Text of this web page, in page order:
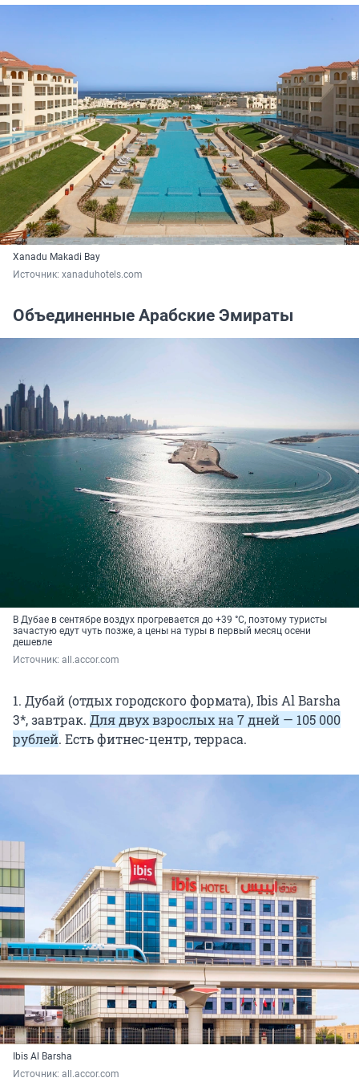
Xanadu Makadi Bay
Источник: xanaduhotels.com
Объединенные Арабские Эмираты
В Дубае в сентябре воздух прогревается до +39 °C, поэтому туристы
зачастую едут чуть позже, а цены на туры в первый месяц осени
дешевле
Источник: all.accor.com
1. Дубай (отдых городского формата), Ibis Al Barsha
3*, завтрак. Для двух взрослых на 7 дней — 105 000
рублей. Есть фитнес-центр, терраса.
Ibis Al Barsha
Источник: all.accor.com